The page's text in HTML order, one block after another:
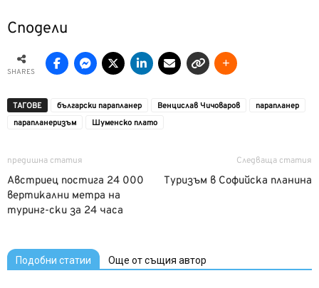
Сподели
SHARES
ТАГОВЕ български парапланер Венцислав Чичоваров
парапланер
парапланеризъм
Шуменско плато
предишна статия
Австриец постига 24 000
вертикални метра на
туринг-ски за 24 часа
Следваща статия
Туризъм в Софийска планина
Подобни статии Още от същия автор